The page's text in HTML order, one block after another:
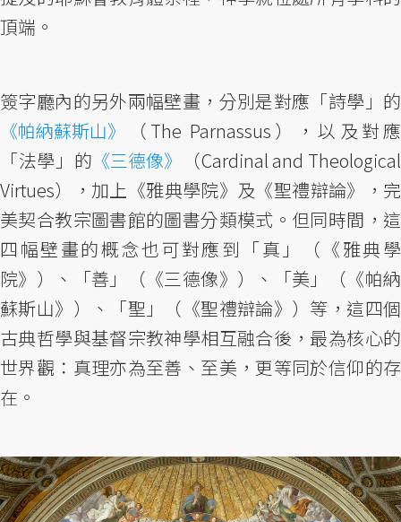
頂端。
簽字廳內的另外兩幅壁畫，分別是對應「詩學」的
《帕納蘇斯山》
（The Parnassus），以及對應
「法學」的 《三德像》
（Cardinal and Theological
Virtues），加上《雅典學院》及《聖禮辯論》，完
美契合教宗圖書館的圖書分類模式。但同時間，這
四幅壁畫的概念也可對應到「真」（《雅典學
院》）、「善」（《三德像》）、「美」（《帕納
蘇斯山》）、「聖」（《聖禮辯論》）等，這四個
古典哲學與基督宗教神學相互融合後，最為核心的
世界觀：真理亦為至善、至美，更等同於信仰的存
在。